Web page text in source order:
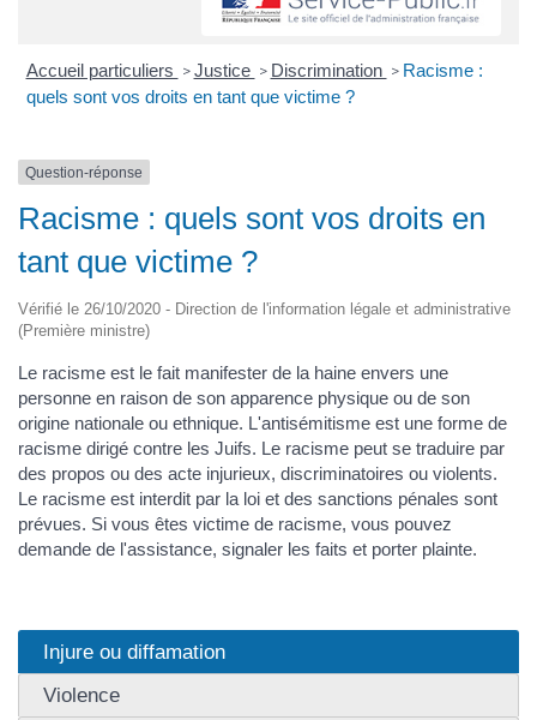
Accueil particuliers > Justice > Discrimination > Racisme :
quels sont vos droits en tant que victime ?
Question-réponse
Racisme : quels sont vos droits en
tant que victime ?
Vérifié le 26/10/2020 - Direction de l'information légale et administrative
(Première ministre)
Le racisme est le fait manifester de la haine envers une
personne en raison de son apparence physique ou de son
origine nationale ou ethnique. L'antisémitisme est une forme de
racisme dirigé contre les Juifs. Le racisme peut se traduire par
des propos ou des acte injurieux, discriminatoires ou violents.
Le racisme est interdit par la loi et des sanctions pénales sont
prévues. Si vous êtes victime de racisme, vous pouvez
demande de l'assistance, signaler les faits et porter plainte.
Injure ou diffamation
Violence